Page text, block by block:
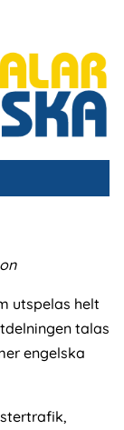
utspelas helt
talas
engelska